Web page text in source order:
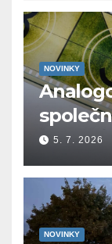
NOVINKY
5. 7. 2026
NOVINKY